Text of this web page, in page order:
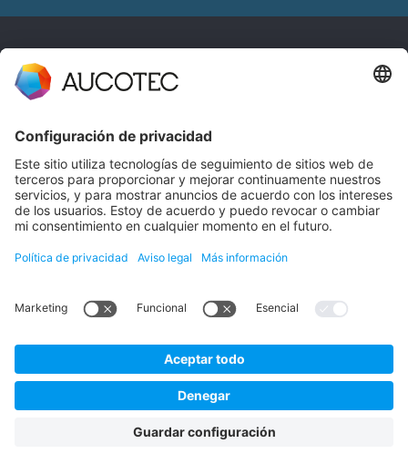
CONTACTO
Teléfono +49 511 6103 0
AUCOTEC AG
30916 Isernhagen
Protección de datos en AUCOTEC
Español